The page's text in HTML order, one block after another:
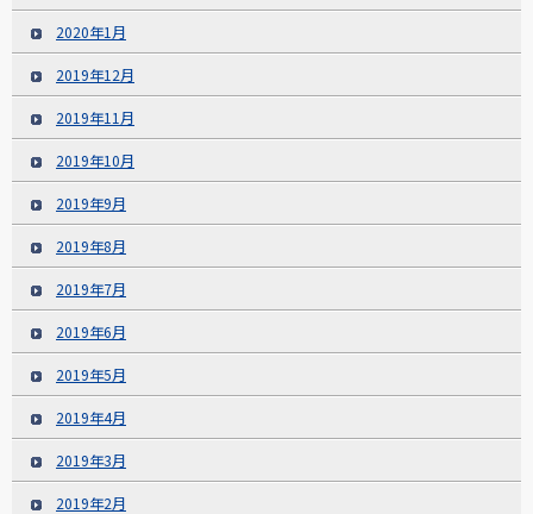
2020年1月
2019年12月
2019年11月
2019年10月
2019年9月
2019年8月
2019年7月
2019年6月
2019年5月
2019年4月
2019年3月
2019年2月